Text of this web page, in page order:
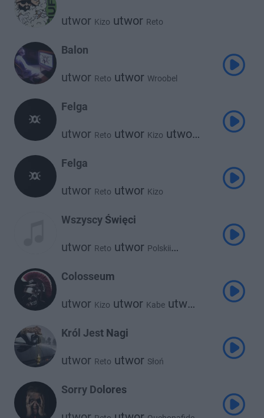
utwor Kizo utwor Reto
Balon
utwor Reto utwor Wroobel
Felga
utwor Reto utwor Kizo utwor
Felga
utwor Reto utwor Kizo
Wszyscy Święci
utwor Reto utwor Polskii
Colosseum
utwor Kizo utwor Kabe utwor
Borixon
Król Jest Nagi
utwor Reto utwor Słoń
Sorry Dolores